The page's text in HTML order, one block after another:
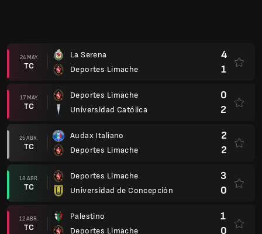
12 ABR.
TC
Palestino
Deportes Limache
1
0
04 ABR.
TC
Deportes Limache
Unión La Calera
4
0
15 MAR.
TC
Cobresal
Deportes Limache
2
5
07 MAR.
TC
Everton Viña Del Mar
Deportes Limache
1
0
28 FEB.
TC
Deportes Limache
Huachipato
3
0